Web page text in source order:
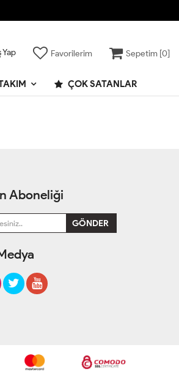
Yap Favorilerim Sepetim [0]
ÇOK SATANLAR
Aboneliği